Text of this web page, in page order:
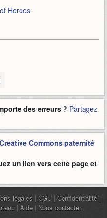
Heroes
des erreurs ? Partagez
Commons paternité
un lien vers cette page et
légales | CGU | Confidentialité |
| Aide | Nous contacter